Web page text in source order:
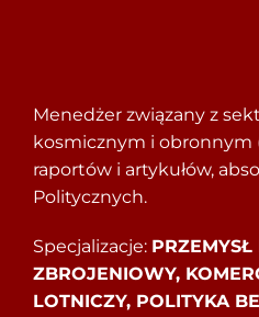
Menedżer związany z
kosmicznym i obronnym
raportów i artykułów,
Politycznych.
Specjalizacje: PRZEMYSŁ
ZBROJENIOWY,
LOTNICZY, POLITYKA